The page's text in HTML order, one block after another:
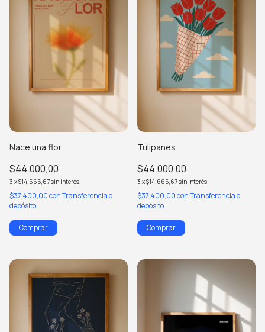
Nace una flor
$44.000,00
3 x$14.666,67sin interés
$37.400,00conTransferencia o
depósito
Comprar
Tulipanes
$44.000,00
3 x$14.666,67sin interés
$37.400,00conTransferencia o
depósito
Comprar